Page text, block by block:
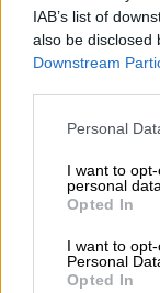
IAB’s list of
also be disclosed
Downstream
Personal
I want to
personal data.
Opted In
I want to
Personal
Opted In
por la crisis
Andrea Chaparro
Más artículos de este
jueves, 11 de junio de 2020